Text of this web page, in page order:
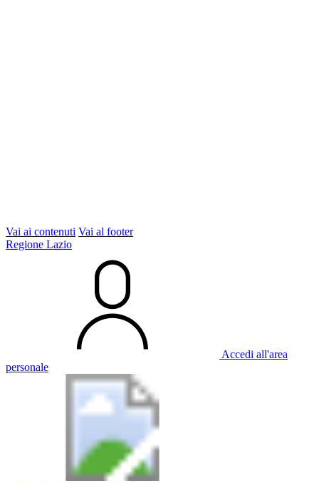
Vai ai contenuti Vai al footer
Regione Lazio
Accedi all'area
personale